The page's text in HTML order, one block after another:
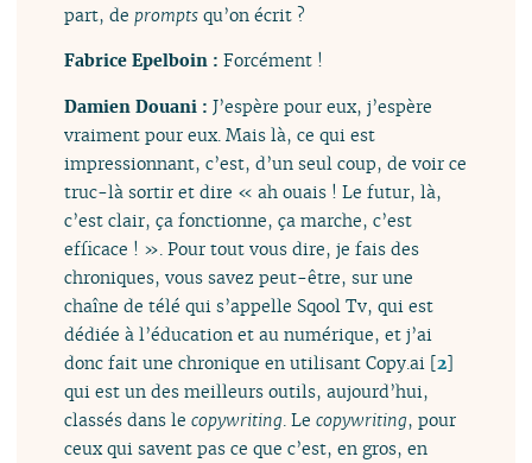
part, de prompts qu’on écrit ?
Fabrice Epelboin :Forcément !
Damien Douani :J’espère pour eux, j’espère
vraiment pour eux. Mais là, ce qui est
impressionnant, c’est, d’un seul coup, de voir ce
truc-là sortir et dire « ah ouais ! Le futur, là,
c’est clair, ça fonctionne, ça marche, c’est
efficace ! ». Pour tout vous dire, je fais des
chroniques, vous savez peut-être, sur une
chaîne de télé qui s’appelle Sqool Tv, qui est
dédiée à l’éducation et au numérique, et j’ai
donc fait une chronique en utilisant Copy.ai [2]
qui est un des meilleurs outils, aujourd’hui,
classés dans lecopywriting. Lecopywriting, pour
ceux qui savent pas ce que c’est, en gros, en